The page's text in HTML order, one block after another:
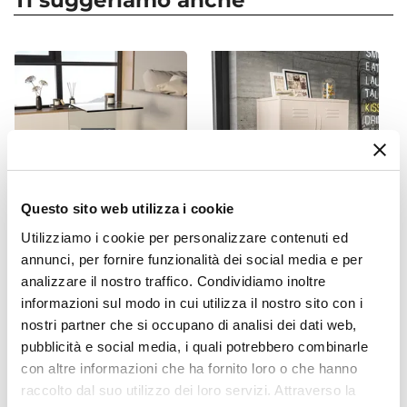
Questo sito web utilizza i cookie
Utilizziamo i cookie per personalizzare contenuti ed
annunci, per fornire funzionalità dei social media e per
analizzare il nostro traffico. Condividiamo inoltre
informazioni sul modo in cui utilizza il nostro sito con i
nostri partner che si occupano di analisi dei dati web,
pubblicità e social media, i quali potrebbero combinarle
con altre informazioni che ha fornito loro o che hanno
raccolto dal suo utilizzo dei loro servizi. Attraverso la
Dimensioni
Altezza
88 cm
Altezza Seduta
Materiale Seduta
Velluto
Colore Seduta
Crema
Effetto
Effetto a coste
240 kg
Tavolino 40x40 cm in vetro
temperato sagomato con
ripiano e ruote - City
€ 126,00
Armadietto 80x102h cm in
acciaio verniciato crema
con 4 ante - Latino
€ 113,00